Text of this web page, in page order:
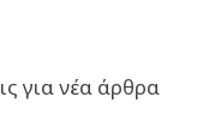
για νέα άρθρα